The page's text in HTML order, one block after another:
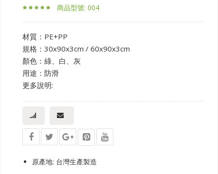
商品型號: 004
材質：PE+PP
規格：30x90x3cm / 60x90x3cm
顏色：綠、白、灰
用途：防滑
更多說明:
原產地: 台灣生產製造